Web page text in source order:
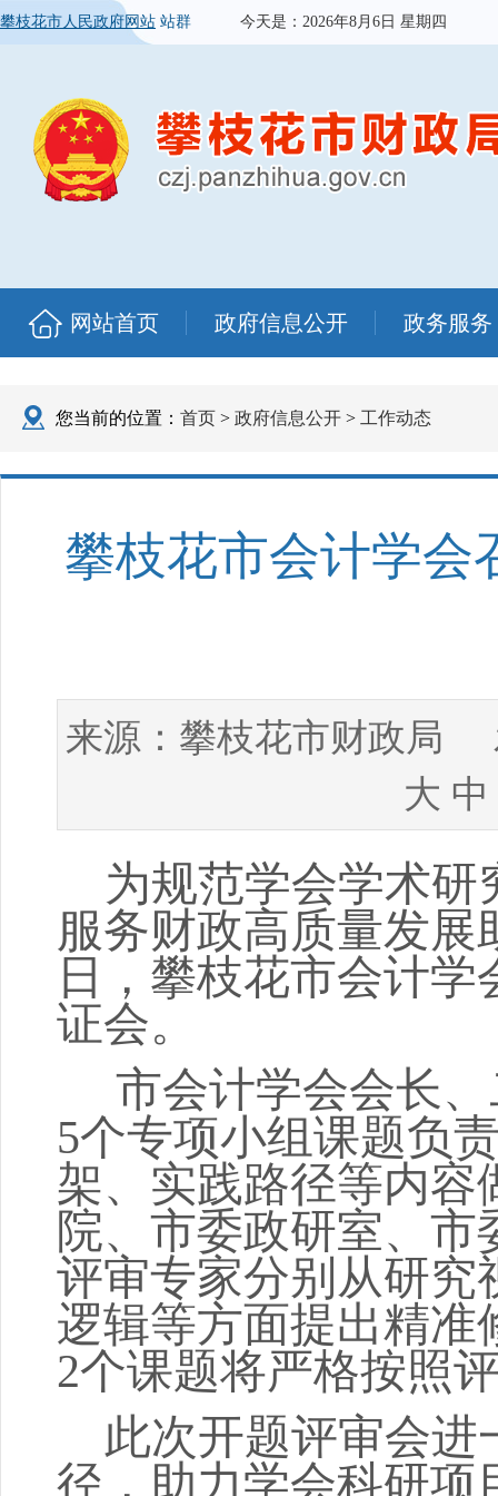
攀枝花市人民政府网站 站群 今天是： 2026年8月6日 星期四
网站首页 政府信息公开 政务服务
您当前的位置： 首页 > 政府信息公开 > 工作动态
攀枝花市会计学会
来源： 攀枝花市财政局
大 中
为规范学会学术研
服务财政高质量发
日
，攀枝花市会计学
证会。
市会计学会会长
5个专项小组课题负
架、实践路径等内容
院、市委政研室、
评审专家分别 从研究
逻辑等方面提出精准
2个课题将严格按照
此次开题评审会进
径 ，助力学会科研